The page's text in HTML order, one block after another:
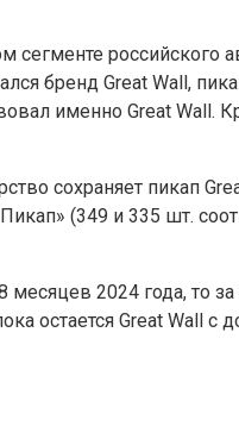
сегменте российского
бренд Great Wall,
именно Great Wall.
сохраняет пикап
(349 и 335 шт.
месяцев 2024 года, то
остается Great Wall с